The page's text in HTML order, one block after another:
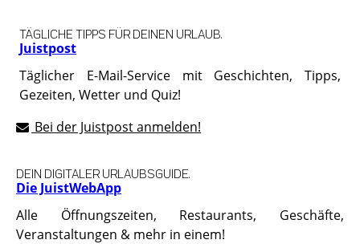
Juistpost
TÄGLICHE TIPPS FÜR DEINEN URLAUB.
Täglicher E-Mail-Service mit Geschichten, Tipps,
Gezeiten, Wetter und Quiz!
Bei der Juistpost anmelden!
Die JuistWebApp
DEIN DIGITALER URLAUBSGUIDE.
Alle Öffnungszeiten, Restaurants, Geschäfte,
Veranstaltungen & mehr in einem!